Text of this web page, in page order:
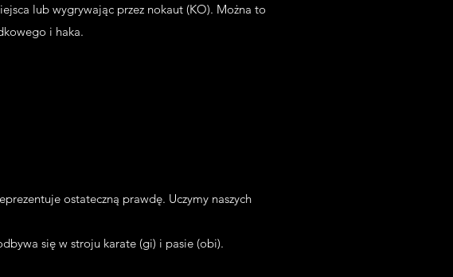
lub wygrywając przez nokaut (KO). Można to
i haka.
ostateczną prawdę. Uczymy naszych
się w stroju karate (gi) i pasie (obi).